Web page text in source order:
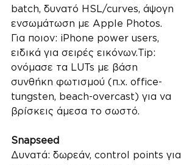
batch, δυνατό HSL/curves, άψογη
ενσωμάτωση με Apple Photos.
Για ποιον: iPhone power users,
ειδικά για σειρές εικόνων.Tip:
ονόμασε τα LUTs με βάση
συνθήκη φωτισμού (π.χ. office-
tungsten, beach-overcast) για να
βρίσκεις άμεσα το σωστό.
Snapseed
Δυνατά: δωρεάν, control points για